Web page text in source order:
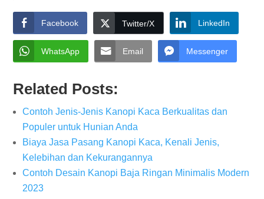
Facebook Twitter/X LinkedIn
WhatsApp Email Messenger
Related Posts:
Contoh Jenis-Jenis Kanopi Kaca Berkualitas dan
Populer untuk Hunian Anda
Biaya Jasa Pasang Kanopi Kaca, Kenali Jenis,
Kelebihan dan Kekurangannya
Contoh Desain Kanopi Baja Ringan Minimalis Modern
2023